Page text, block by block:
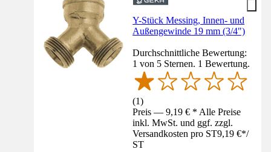
Y-Stück Messing, Innen- und
Außengewinde 19 mm (3/4")
Durchschnittliche Bewertung:
1 von 5 Sternen. 1 Bewertung.
(1)
Preis — 9,19 € * Alle Preise
inkl. MwSt. und ggf. zzgl.
Versandkosten pro ST9,19 €*/
ST